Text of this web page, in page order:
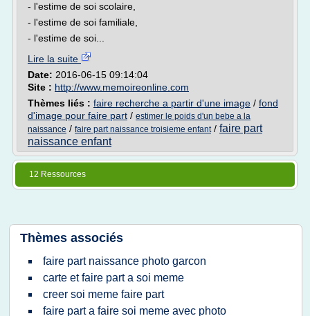
- l'estime de soi scolaire,
- l'estime de soi familiale,
- l'estime de soi...
Lire la suite
Date: 2016-06-15 09:14:04
Site : http://www.memoireonline.com
Thèmes liés : faire recherche a partir d'une image / fond
d'image pour faire part / estimer le poids d'un bebe a la
naissance / faire part naissance troisieme enfant/ faire part
naissance enfant
12 Ressources
Thèmes associés
faire part naissance photo garcon
carte et faire part a soi meme
creer soi meme faire part
faire part a faire soi meme avec photo